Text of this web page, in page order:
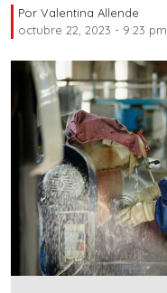
Por Valentina Allende
octubre 22, 2023 - 9:23 pm